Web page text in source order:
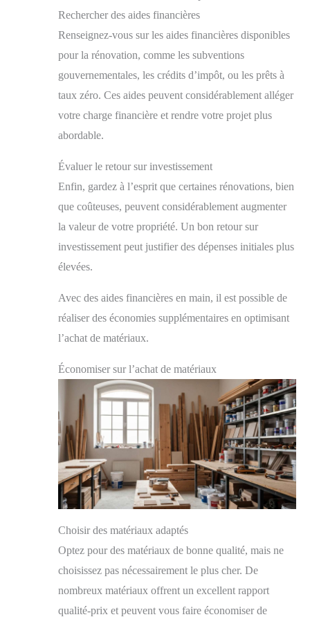
Rechercher des aides financières
Renseignez-vous sur les aides financières disponibles
pour la rénovation, comme les subventions
gouvernementales, les crédits d’impôt, ou les prêts à
taux zéro. Ces aides peuvent considérablement alléger
votre charge financière et rendre votre projet plus
abordable.
Évaluer le retour sur investissement
Enfin, gardez à l’esprit que certaines rénovations, bien
que coûteuses, peuvent considérablement augmenter
la valeur de votre propriété. Un bon retour sur
investissement peut justifier des dépenses initiales plus
élevées.
Avec des aides financières en main, il est possible de
réaliser des économies supplémentaires en optimisant
l’achat de matériaux.
Économiser sur l’achat de matériaux
Choisir des matériaux adaptés
Optez pour des matériaux de bonne qualité, mais ne
choisissez pas nécessairement le plus cher. De
nombreux matériaux offrent un excellent rapport
qualité-prix et peuvent vous faire économiser de